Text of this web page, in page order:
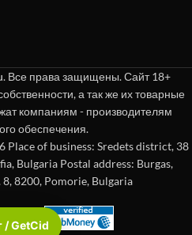
. Все права защищены. Сайт 18+
а так же их товарные
компаниям - производителям
обеспечения.
of business: Sredets district, 38
Bulgaria Postal address: Burgas,
8, 8200, Pomorie, Bulgaria
/ GetCid